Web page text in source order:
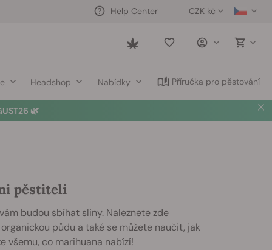
CZK kč
Help Center
Saved
Headshop Nabídky Příručka pro pěstování
🌿
pěstiteli
budou sbíhat sliny. Naleznete zde
půdu a také se můžete naučit, jak
všemu, co marihuana nabízí!